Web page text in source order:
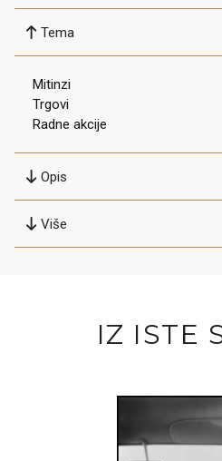
Tema
Mitinzi
Trgovi
Radne akcije
Opis
Više
IZ ISTE